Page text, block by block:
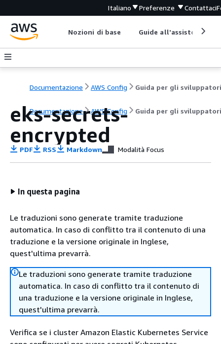
Italiano Preferenze Contattaci
Nozioni di base Guide all'assistenza
Documentazione AWS Config Guida per gli sviluppatori
Documentazione AWS Config Guida per gli sviluppatori
eks-secrets-
encrypted
PDF RSS Markdown Modalità Focus
In questa pagina
Le traduzioni sono generate tramite traduzione
automatica. In caso di conflitto tra il contenuto di una
traduzione e la versione originale in Inglese,
quest'ultima prevarrà.
Le traduzioni sono generate tramite traduzione
automatica. In caso di conflitto tra il contenuto di
una traduzione e la versione originale in Inglese,
quest'ultima prevarrà.
Verifica se i cluster Amazon Elastic Kubernetes Service